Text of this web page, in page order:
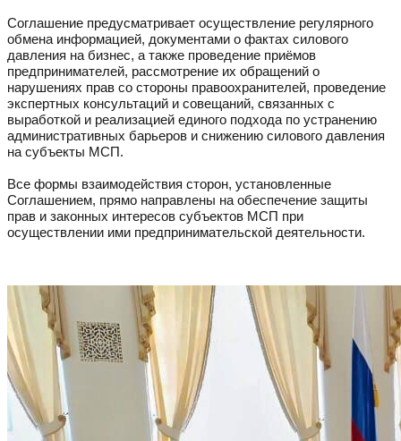
Соглашение предусматривает осуществление регулярного
обмена информацией, документами о фактах силового
давления на бизнес, а также проведение приёмов
предпринимателей, рассмотрение их обращений о
нарушениях прав со стороны правоохранителей, проведение
экспертных консультаций и совещаний, связанных с
выработкой и реализацией единого подхода по устранению
административных барьеров и снижению силового давления
на субъекты МСП.
Все формы взаимодействия сторон, установленные
Соглашением, прямо направлены на обеспечение защиты
прав и законных интересов субъектов МСП при
осуществлении ими предпринимательской деятельности.